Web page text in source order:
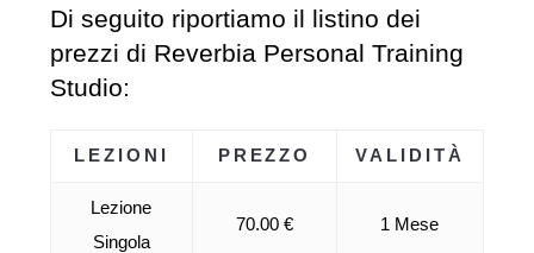
Di seguito riportiamo il listino dei
prezzi di Reverbia Personal Training
Studio:
LEZIONI PREZZO VALIDITÀ
Lezione
Singola
70.00 € 1 Mese